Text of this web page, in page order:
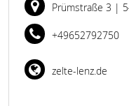
Prümstraße 3 |
+49652792750
zelte-lenz.de